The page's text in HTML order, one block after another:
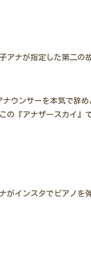
アナが指定した第二の
ナウンサーを本気で辞
の『アナザースカイ』
がインスタでピアノを